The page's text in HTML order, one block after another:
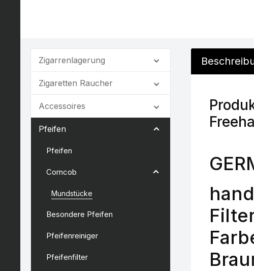
Zigarrenlagerung
Zigaretten Raucher
Accessoires
Pfeifen
Pfeifen
Corncob
Mundstücke
Besondere Pfeifen
Pfeifenreiniger
Pfeifenfilter